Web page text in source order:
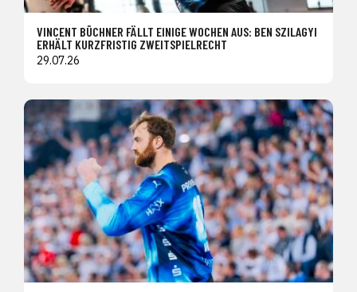
VINCENT BÜCHNER FÄLLT EINIGE WOCHEN AUS: BEN SZILAGYI
ERHÄLT KURZFRISTIG ZWEITSPIELRECHT
29.07.26